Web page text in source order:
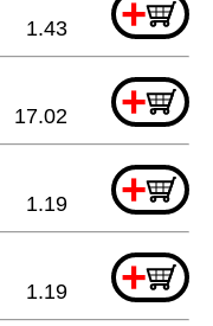
+
1.43
+
17.02
+
1.19
+
1.19